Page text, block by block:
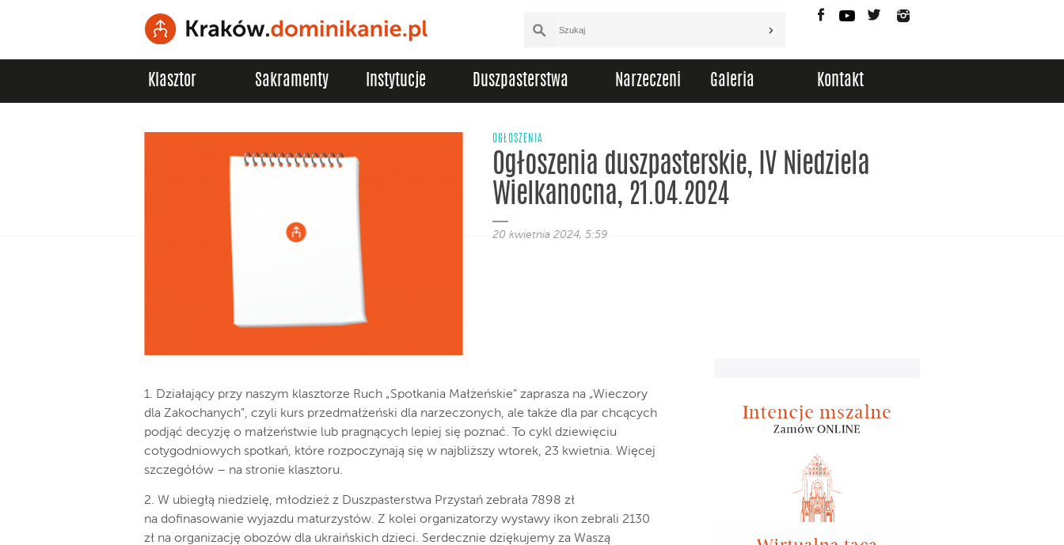
FacebookYouTubeTwitter
Klasztor Sakramenty Instytucje Duszpasterstwa Narzeczeni Galeria Kontakt
OGŁOSZENIA
Ogłoszenia duszpasterskie, IV Niedziela
Wielkanocna, 21.04.2024
20 kwietnia 2024, 5:59
1. Działający przy naszym klasztorze Ruch „Spotkania Małżeńskie” zaprasza na „Wieczory
dla Zakochanych”, czyli kurs przedmałżeński dla narzeczonych, ale także dla par chcących
podjąć decyzję o małżeństwie lub pragnących lepiej się poznać. To cykl dziewięciu
cotygodniowych spotkań, które rozpoczynają się w najbliższy wtorek, 23 kwietnia. Więcej
szczegółów – na stronie klasztoru.
2. W ubiegłą niedzielę, młodzież z Duszpasterstwa Przystań zebrała 7898 zł
na dofinasowanie wyjazdu maturzystów. Z kolei organizatorzy wystawy ikon zebrali 2130
zł na organizację obozów dla ukraińskich dzieci. Serdecznie dziękujemy za Waszą